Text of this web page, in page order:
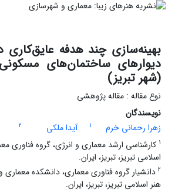
بهینه‌سازی چند هدفه
دیوارهای ساختمان‌های
(شهر تبریز)
نوع مقاله : مقاله پژوهشی
نویسندگان
زهرا رحمانی خرم
1 آیدا ملکی
2
1 کارشناسی ارشد معماری و انرژی، گروه فناوری
اسلامی تبریز، تبریز، ایران.
2 دانشیار گروه فناوری معماری، دانشکده معماری
هنر اسلامی تبریز، تبریز، ایران.